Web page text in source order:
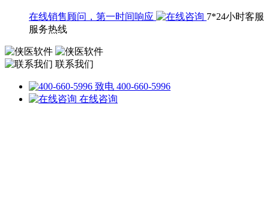
在线销售顾问，第一时间响应
7*24小时客服
服务热线
联系我们
致电 400-660-5996
在线咨询